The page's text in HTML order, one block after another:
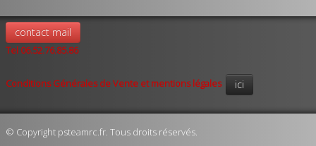
contact mail
Tel 06.52.76.85.86
Conditions Générales de Vente et mentions légales ici
© Copyright psteamrc.fr. Tous droits réservés.